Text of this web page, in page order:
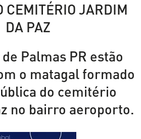
CEMITÉRIO JARDIM
DA PAZ
Palmas PR estão
o matagal formado
do cemitério
no bairro aeroporto.